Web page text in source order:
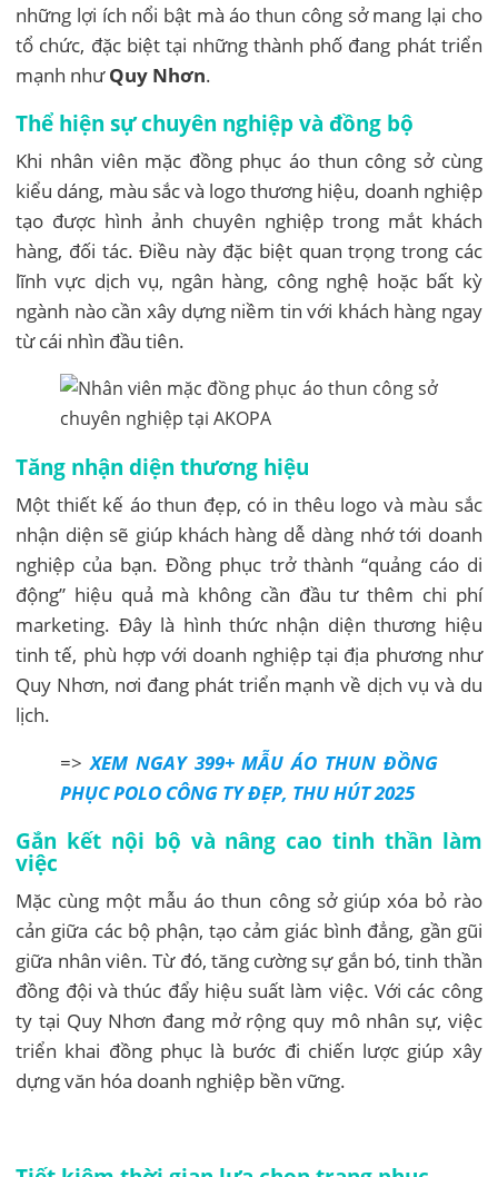
những lợi ích nổi bật mà áo thun công sở mang lại cho
tổ chức, đặc biệt tại những thành phố đang phát triển
mạnh nhưQuy Nhơn.
Thể hiện sự chuyên nghiệp và đồng bộ
Khi nhân viên mặc đồng phục áo thun công sở cùng
kiểu dáng, màu sắc và logo thương hiệu, doanh nghiệp
tạo được hình ảnh chuyên nghiệp trong mắt khách
hàng, đối tác. Điều này đặc biệt quan trọng trong các
lĩnh vực dịch vụ, ngân hàng, công nghệ hoặc bất kỳ
ngành nào cần xây dựng niềm tin với khách hàng ngay
từ cái nhìn đầu tiên.
Tăng nhận diện thương hiệu
Một thiết kế áo thun đẹp, có in thêu logo và màu sắc
nhận diện sẽ giúp khách hàng dễ dàng nhớ tới doanh
nghiệp của bạn. Đồng phục trở thành “quảng cáo di
động” hiệu quả mà không cần đầu tư thêm chi phí
marketing. Đây là hình thức nhận diện thương hiệu
tinh tế, phù hợp với doanh nghiệp tại địa phương như
Quy Nhơn, nơi đang phát triển mạnh về dịch vụ và du
lịch.
=>XEM NGAY 399+ MẪU ÁO THUN ĐỒNG
PHỤC POLO CÔNG TY ĐẸP, THU HÚT 2025
Gắn kết nội bộ và nâng cao tinh thần làm
việc
Mặc cùng một mẫu áo thun công sở giúp xóa bỏ rào
cản giữa các bộ phận, tạo cảm giác bình đẳng, gần gũi
giữa nhân viên. Từ đó, tăng cường sự gắn bó, tinh thần
đồng đội và thúc đẩy hiệu suất làm việc. Với các công
ty tại Quy Nhơn đang mở rộng quy mô nhân sự, việc
triển khai đồng phục là bước đi chiến lược giúp xây
dựng văn hóa doanh nghiệp bền vững.